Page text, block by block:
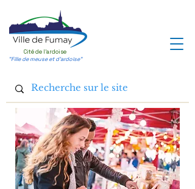
Cité de l'ardoise
"Fille de meuse et d'ardoise"